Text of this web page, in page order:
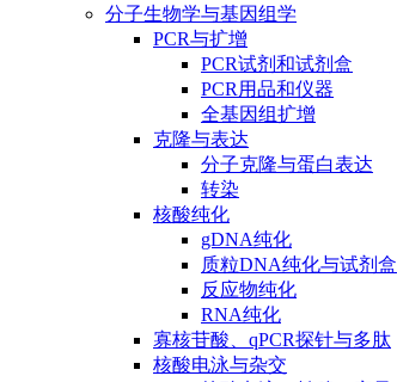
分子生物学与基因组学
PCR与扩增
PCR试剂和试剂盒
PCR用品和仪器
全基因组扩增
克隆与表达
分子克隆与蛋白表达
转染
核酸纯化
gDNA纯化
质粒DNA纯化与试剂盒
反应物纯化
RNA纯化
寡核苷酸、qPCR探针与多肽
核酸电泳与杂交